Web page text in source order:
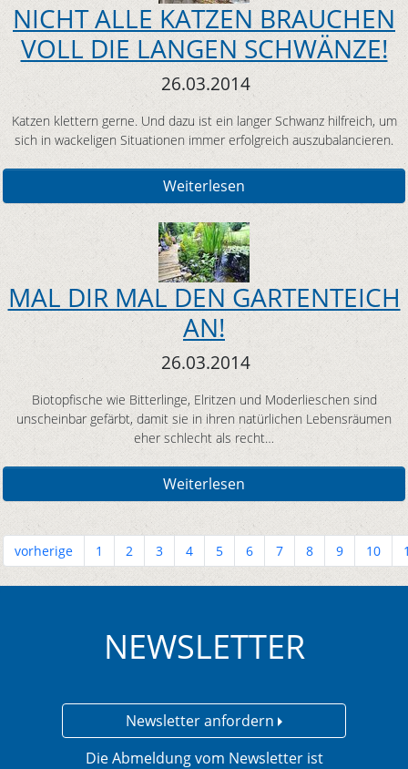
NICHT ALLE KATZEN BRAUCHEN
VOLL DIE LANGEN SCHWÄNZE!
26.03.2014
Katzen klettern gerne. Und dazu ist ein langer Schwanz hilfreich, um
sich in wackeligen Situationen immer erfolgreich auszubalancieren.
Weiterlesen
MAL DIR MAL DEN GARTENTEICH
AN!
26.03.2014
Biotopfische wie Bitterlinge, Elritzen und Moderlieschen sind
unscheinbar gefärbt, damit sie in ihren natürlichen Lebensräumen
eher schlecht als recht…
Weiterlesen
vorherige 1 2 3 4 5 6 7 8 9 10
NEWSLETTER
Newsletter anfordern
Die Abmeldung vom Newsletter ist